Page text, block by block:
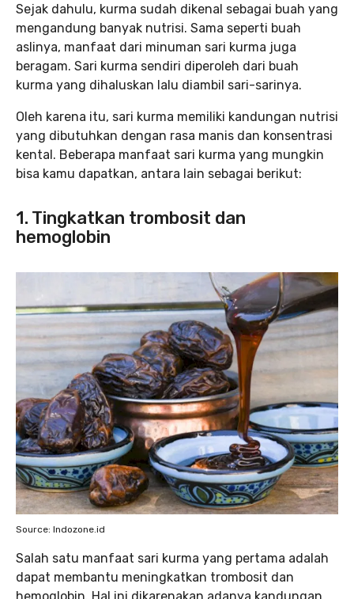
Sejak dahulu, kurma sudah dikenal sebagai buah yang
mengandung banyak nutrisi. Sama seperti buah
aslinya, manfaat dari minuman sari kurma juga
beragam. Sari kurma sendiri diperoleh dari buah
kurma yang dihaluskan lalu diambil sari-sarinya.
Oleh karena itu, sari kurma memiliki kandungan nutrisi
yang dibutuhkan dengan rasa manis dan konsentrasi
kental. Beberapa manfaat sari kurma yang mungkin
bisa kamu dapatkan, antara lain sebagai berikut:
1. Tingkatkan trombosit dan
hemoglobin
Source: Indozone.id
Salah satu manfaat sari kurma yang pertama adalah
dapat membantu meningkatkan trombosit dan